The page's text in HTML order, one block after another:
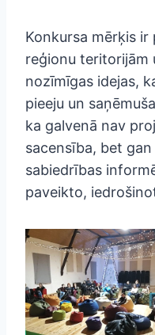
Konkursa mērķis ir
reģionu teritorijām
nozīmīgas idejas,
pieeju un
ka galvenā nav
sacensība, bet
sabiedrības
paveikto,